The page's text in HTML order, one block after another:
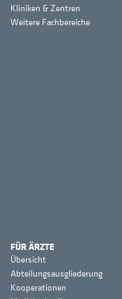
Kliniken & Zentren
Weitere Fachbereiche
FÜR ÄRZTE
Übersicht
Abteilungsausgliederung
Kooperationen